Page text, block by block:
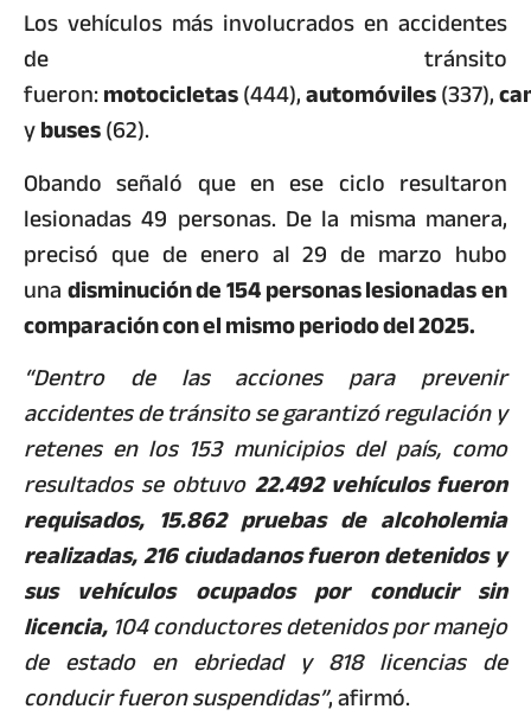
Los vehículos más involucrados en accidentes
de tránsito
fueron:motocicletas(444),automóviles(337),
ybuses(62).
Obando señaló que en ese ciclo resultaron
lesionadas 49 personas. De la misma manera,
precisó que de enero al 29 de marzo hubo
unadisminución de 154 personas lesionadas en
comparación con el mismo periodo del 2025.
“Dentro de las acciones para prevenir
accidentes de tránsito se garantizó regulación y
retenes en los 153 municipios del país, como
resultados se obtuvo22.492 vehículos fueron
requisados, 15.862 pruebas de alcoholemia
realizadas, 216 ciudadanos fueron detenidos y
sus vehículos ocupados por conducir sin
licencia,104 conductores detenidos por manejo
de estado en ebriedad y 818 licencias de
conducir fueron suspendidas”, afirmó.